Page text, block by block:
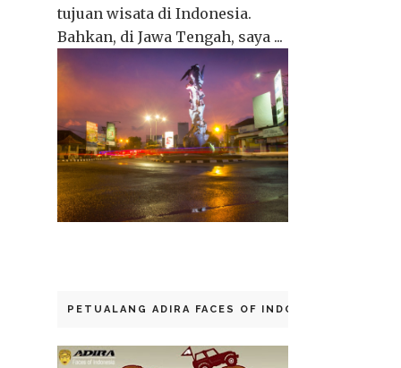
tujuan wisata di Indonesia.
Bahkan, di Jawa Tengah, saya ...
PETUALANG ADIRA FACES OF INDONESIA 2014 -